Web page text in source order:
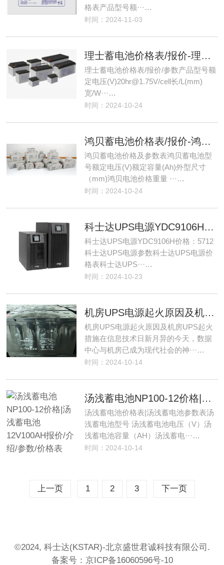
格表产品型号额···…
时间：2024-11-03
理士蓄电池价格表/报价-理士电池介绍-理士蓄电池官方代理商
理士蓄电池价格表/报价/参数产品型号额
定电压(V)20hr@1.75V/cell长/L(mm)
宽/W···…
时间：2024-10-24
鸿贝蓄电池价格表/报价-鸿贝电池介绍-鸿贝蓄电池厂家
鸿贝蓄电池价格及参数表鸿贝蓄电池型
号额定电压(V)额定容量(Ah)外型尺寸
（mm)鸿贝电池价格重量 ···…
时间：2024-10-24
科士达UPS电源YDC9106H报价-价格表-介绍-参数
科士达UPS电源YDC9106H价格：5712
科士达UPS电源参数科士达UPS电源价
格表科士达UPS···…
时间：2024-10-23
机房UPS电源起火原因及机房UPS起火措施
机房UPS电源起火原因及机房UPS起火
措施在信息技术日新月异的今天，数据
中心与机房已成为现代社会的神···…
时间：2024-10-14
汤浅蓄电池NP100-12价格|汤浅蓄电池12V100AH报价/介绍/参数/价格表
汤浅蓄电池价格表|汤浅蓄电池参数表汤
浅蓄电池型号 汤浅蓄电池电压（V）汤
浅蓄电池容量（AH）汤浅蓄电···…
时间：2024-10-14
上一页 1 2 3 下一页
©2024, 科士达(KSTAR)-北京盛世君诚科技有限公司.
备案号： 京ICP备16060596号-10